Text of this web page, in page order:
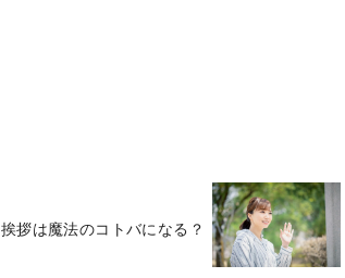
挨拶は魔法のコトバになる？